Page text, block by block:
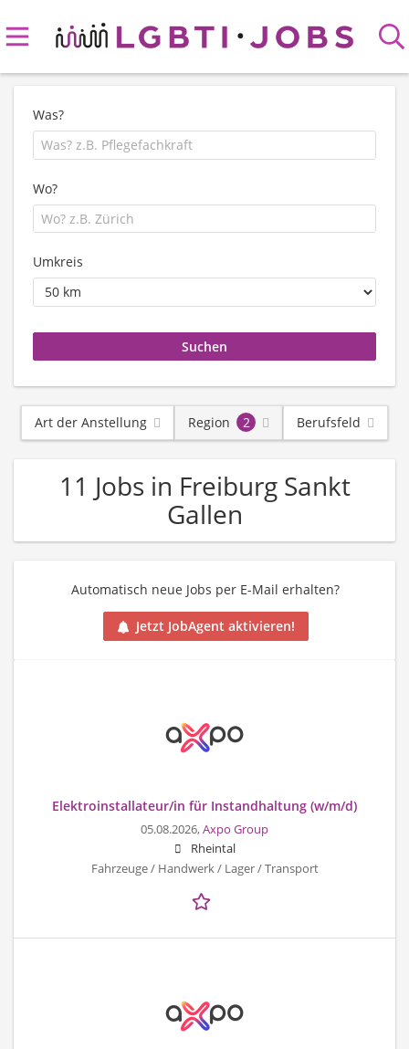
Was?
Wo?
Umkreis
Art der Anstellung Region 2 Berufsfeld
11 Jobs in Freiburg Sankt
Gallen
Automatisch neue Jobs per E-Mail erhalten?
Jetzt JobAgent aktivieren!
Elektroinstallateur/in für Instandhaltung (w/m/d)
05.08.2026,Axpo Group
Rheintal
Fahrzeuge / Handwerk / Lager / Transport